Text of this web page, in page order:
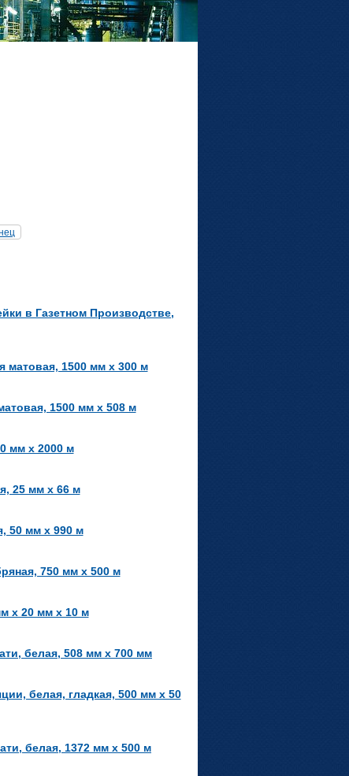
в Газетном Производстве,
матовая, 1500 мм x 300 м
1500 мм х 508 м
мм х 2000 м
25 мм х 66 м
50 мм x 990 м
750 мм х 500 м
х 20 мм х 10 м
белая, 508 мм x 700 мм
белая, гладкая, 500 мм x 50
белая, 1372 мм х 500 м